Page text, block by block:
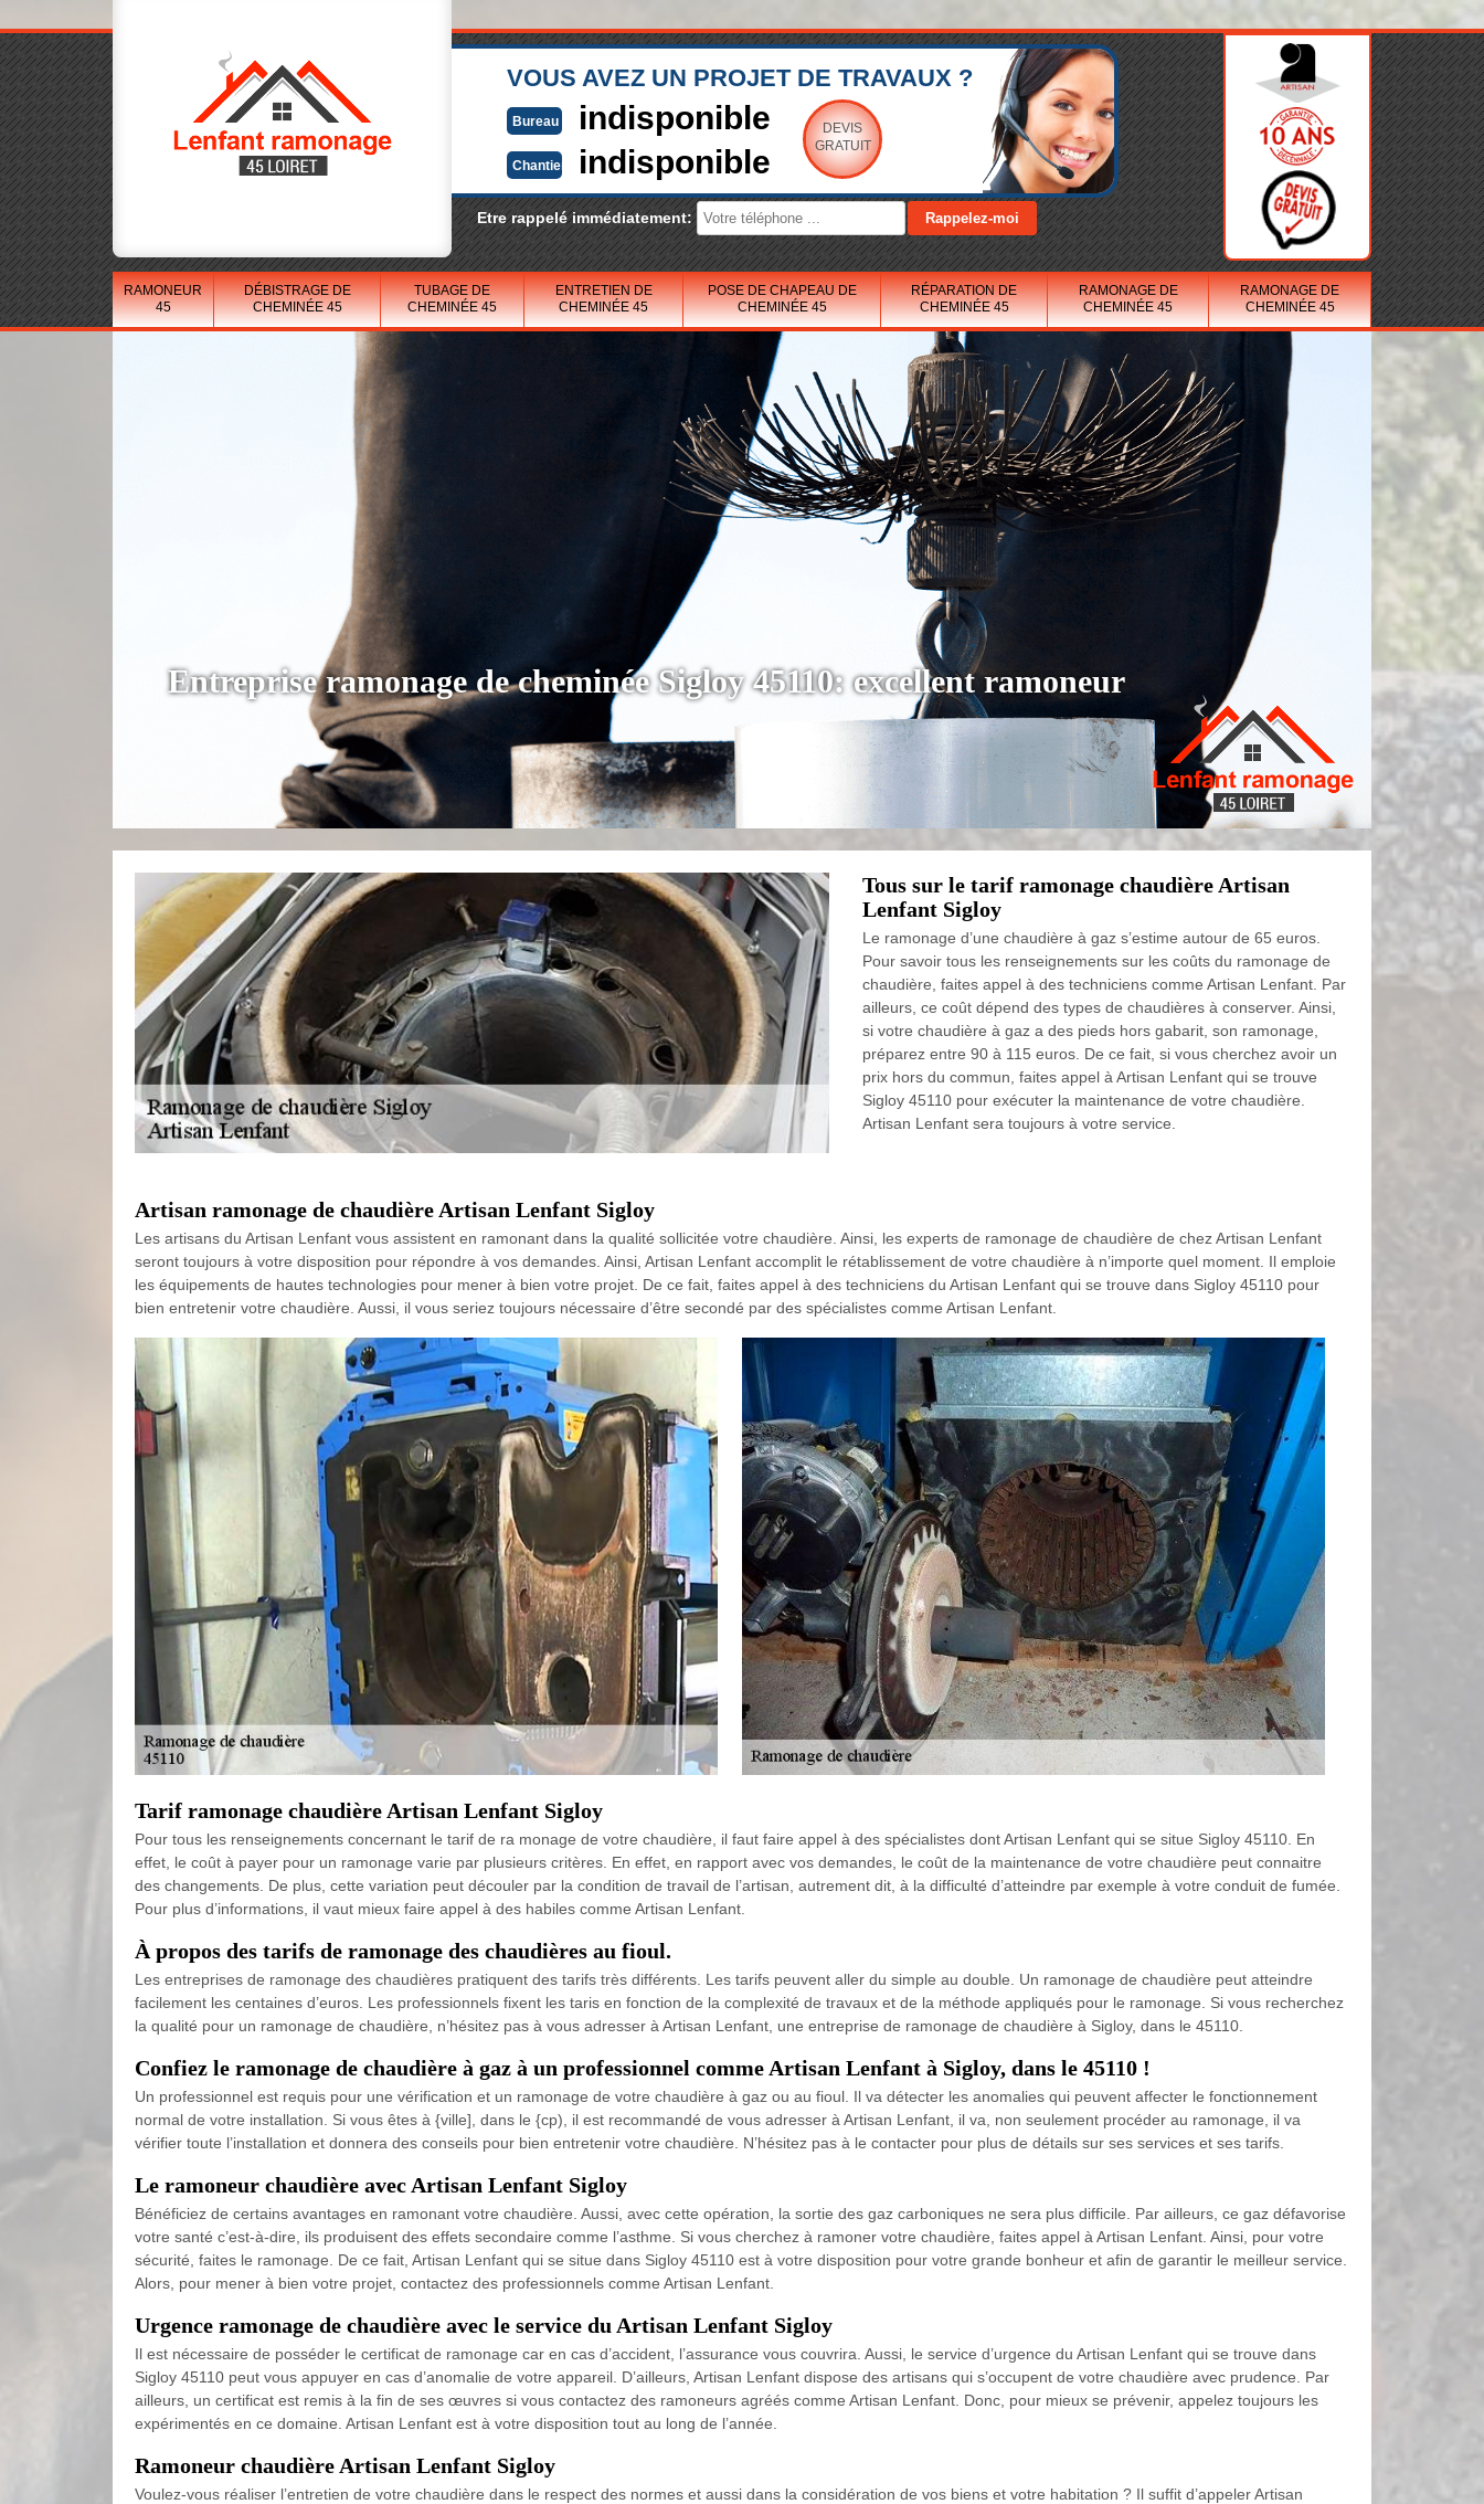
VOUS AVEZ UN PROJET DE TRAVAUX ?
Bureau indisponible
Chantier indisponible
DEVIS
GRATUIT
Etre rappelé immédiatement:
RAMONEUR
45
DÉBISTRAGE DE
CHEMINÉE 45
TUBAGE DE
CHEMINÉE 45
ENTRETIEN DE
CHEMINÉE 45
POSE DE CHAPEAU DE
CHEMINÉE 45
RÉPARATION DE
CHEMINÉE 45
RAMONAGE DE
CHEMINÉE 45
RAMONAGE DE
CHEMINÉE 45
Entreprise ramonage de cheminée Sigloy 45110: excellent ramoneur
Tous sur le tarif ramonage chaudière Artisan
Lenfant Sigloy
Le ramonage d’une chaudière à gaz s’estime autour de 65 euros.
Pour savoir tous les renseignements sur les coûts du ramonage de
chaudière, faites appel à des techniciens comme Artisan Lenfant. Par
ailleurs, ce coût dépend des types de chaudières à conserver. Ainsi,
si votre chaudière à gaz a des pieds hors gabarit, son ramonage,
préparez entre 90 à 115 euros. De ce fait, si vous cherchez avoir un
prix hors du commun, faites appel à Artisan Lenfant qui se trouve
Sigloy 45110 pour exécuter la maintenance de votre chaudière.
Artisan Lenfant sera toujours à votre service.
Artisan ramonage de chaudière Artisan Lenfant Sigloy
Les artisans du Artisan Lenfant vous assistent en ramonant dans la qualité sollicitée votre chaudière. Ainsi, les experts de ramonage de chaudière de chez Artisan Lenfant
seront toujours à votre disposition pour répondre à vos demandes. Ainsi, Artisan Lenfant accomplit le rétablissement de votre chaudière à n’importe quel moment. Il emploie
les équipements de hautes technologies pour mener à bien votre projet. De ce fait, faites appel à des techniciens du Artisan Lenfant qui se trouve dans Sigloy 45110 pour
bien entretenir votre chaudière. Aussi, il vous seriez toujours nécessaire d’être secondé par des spécialistes comme Artisan Lenfant.
Tarif ramonage chaudière Artisan Lenfant Sigloy
Pour tous les renseignements concernant le tarif de ra monage de votre chaudière, il faut faire appel à des spécialistes dont Artisan Lenfant qui se situe Sigloy 45110. En
effet, le coût à payer pour un ramonage varie par plusieurs critères. En effet, en rapport avec vos demandes, le coût de la maintenance de votre chaudière peut connaitre
des changements. De plus, cette variation peut découler par la condition de travail de l’artisan, autrement dit, à la difficulté d’atteindre par exemple à votre conduit de fumée.
Pour plus d’informations, il vaut mieux faire appel à des habiles comme Artisan Lenfant.
À propos des tarifs de ramonage des chaudières au fioul.
Les entreprises de ramonage des chaudières pratiquent des tarifs très différents. Les tarifs peuvent aller du simple au double. Un ramonage de chaudière peut atteindre
facilement les centaines d’euros. Les professionnels fixent les taris en fonction de la complexité de travaux et de la méthode appliqués pour le ramonage. Si vous recherchez
la qualité pour un ramonage de chaudière, n’hésitez pas à vous adresser à Artisan Lenfant, une entreprise de ramonage de chaudière à Sigloy, dans le 45110.
Confiez le ramonage de chaudière à gaz à un professionnel comme Artisan Lenfant à Sigloy, dans le 45110 !
Un professionnel est requis pour une vérification et un ramonage de votre chaudière à gaz ou au fioul. Il va détecter les anomalies qui peuvent affecter le fonctionnement
normal de votre installation. Si vous êtes à {ville], dans le {cp), il est recommandé de vous adresser à Artisan Lenfant, il va, non seulement procéder au ramonage, il va
vérifier toute l’installation et donnera des conseils pour bien entretenir votre chaudière. N’hésitez pas à le contacter pour plus de détails sur ses services et ses tarifs.
Le ramoneur chaudière avec Artisan Lenfant Sigloy
Bénéficiez de certains avantages en ramonant votre chaudière. Aussi, avec cette opération, la sortie des gaz carboniques ne sera plus difficile. Par ailleurs, ce gaz défavorise
votre santé c’est-à-dire, ils produisent des effets secondaire comme l’asthme. Si vous cherchez à ramoner votre chaudière, faites appel à Artisan Lenfant. Ainsi, pour votre
sécurité, faites le ramonage. De ce fait, Artisan Lenfant qui se situe dans Sigloy 45110 est à votre disposition pour votre grande bonheur et afin de garantir le meilleur service.
Alors, pour mener à bien votre projet, contactez des professionnels comme Artisan Lenfant.
Urgence ramonage de chaudière avec le service du Artisan Lenfant Sigloy
Il est nécessaire de posséder le certificat de ramonage car en cas d’accident, l’assurance vous couvrira. Aussi, le service d’urgence du Artisan Lenfant qui se trouve dans
Sigloy 45110 peut vous appuyer en cas d’anomalie de votre appareil. D’ailleurs, Artisan Lenfant dispose des artisans qui s’occupent de votre chaudière avec prudence. Par
ailleurs, un certificat est remis à la fin de ses œuvres si vous contactez des ramoneurs agréés comme Artisan Lenfant. Donc, pour mieux se prévenir, appelez toujours les
expérimentés en ce domaine. Artisan Lenfant est à votre disposition tout au long de l’année.
Ramoneur chaudière Artisan Lenfant Sigloy
Voulez-vous réaliser l’entretien de votre chaudière dans le respect des normes et aussi dans la considération de vos biens et votre habitation ? Il suffit d’appeler Artisan